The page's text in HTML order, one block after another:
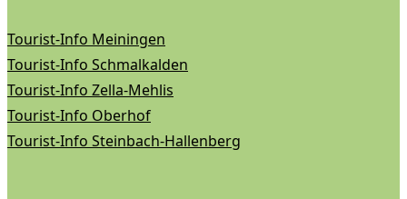
Tourist-Info Meiningen
Tourist-Info Schmalkalden
Tourist-Info Zella-Mehlis
Tourist-Info Oberhof
Tourist-Info Steinbach-Hallenberg